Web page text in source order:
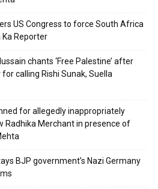
US Congress to force South Africa
Ka Reporter
chants ‘Free Palestine’ after
calling Rishi Sunak, Suella
for allegedly inappropriately
Radhika Merchant in presence of
BJP government’s Nazi Germany